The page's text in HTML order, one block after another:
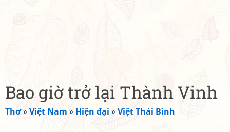
Bao giờ trở lại Thành Vinh
Thơ»Việt Nam » Hiện đại »Việt Thái Bình